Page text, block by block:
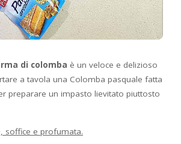
di colomba è un veloce e delizioso
a tavola una Colomba pasquale fatta
preparare un impasto lievitato piuttosto
soffice e profumata.